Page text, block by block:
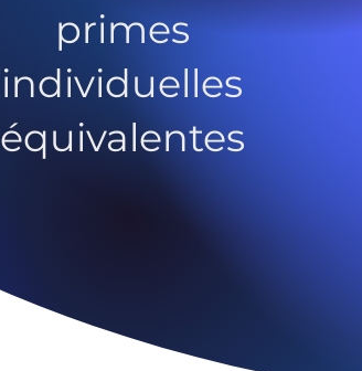
primes
individuelles
équivalentes